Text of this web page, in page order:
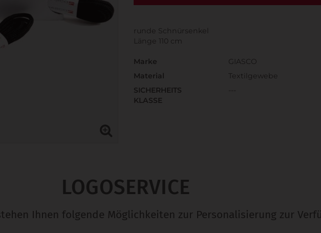
runde Schnürsenkel
Länge 110 cm
Marke
GIASCO
Material
Textilgewebe
SICHERHEITS
KLASSE
LOGOSERVICE
Ihnen folgende Möglichkeiten zur Personalisierung zur